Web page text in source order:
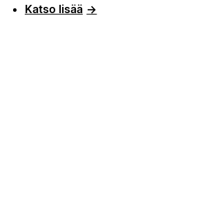
Katso lisää →